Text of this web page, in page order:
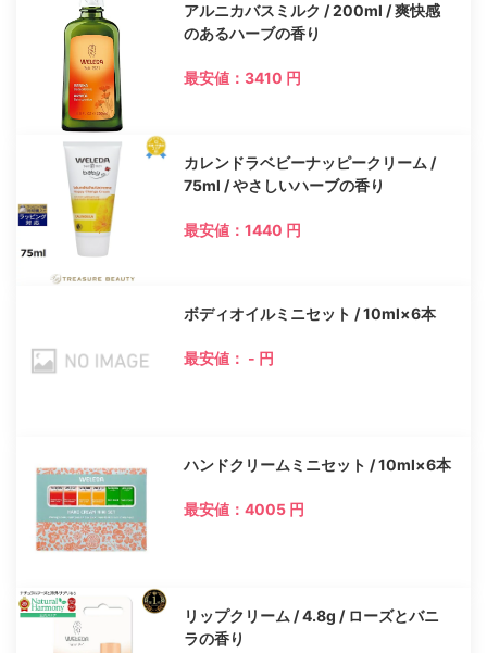
アルニカバスミルク / 200ml / 爽快感
のあるハーブの香り
最安値：3410 円
カレンドラベビーナッピークリーム /
75ml / やさしいハーブの香り
最安値：1440 円
ボディオイルミニセット / 10ml×6本
最安値： - 円
ハンドクリームミニセット / 10ml×6本
最安値：4005 円
リップクリーム / 4.8g / ローズとバニ
ラの香り